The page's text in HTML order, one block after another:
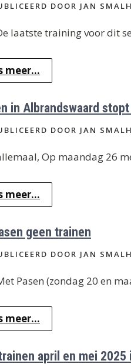
DOOR JAN
laatste training voor dit
meer...
in Albrandswaard
DOOR JAN
Op maandag 26
meer...
geen trainen
DOOR JAN
Pasen (zondag 20 en
meer...
april en mei 2025